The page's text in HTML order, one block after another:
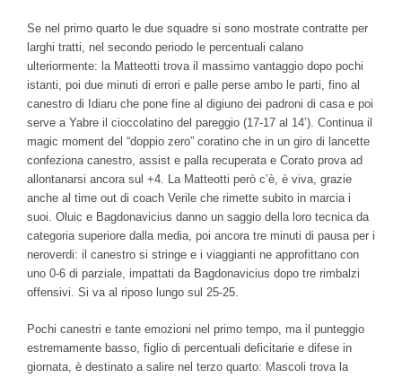
Se nel primo quarto le due squadre si sono mostrate contratte per
larghi tratti, nel secondo periodo le percentuali calano
ulteriormente: la Matteotti trova il massimo vantaggio dopo pochi
istanti, poi due minuti di errori e palle perse ambo le parti, fino al
canestro di Idiaru che pone fine al digiuno dei padroni di casa e poi
serve a Yabre il cioccolatino del pareggio (17-17 al 14’). Continua il
magic moment del “doppio zero” coratino che in un giro di lancette
confeziona canestro, assist e palla recuperata e Corato prova ad
allontanarsi ancora sul +4. La Matteotti però c’è, è viva, grazie
anche al time out di coach Verile che rimette subito in marcia i
suoi. Oluic e Bagdonavicius danno un saggio della loro tecnica da
categoria superiore dalla media, poi ancora tre minuti di pausa per i
neroverdi: il canestro si stringe e i viaggianti ne approfittano con
uno 0-6 di parziale, impattati da Bagdonavicius dopo tre rimbalzi
offensivi. Si va al riposo lungo sul 25-25.
Pochi canestri e tante emozioni nel primo tempo, ma il punteggio
estremamente basso, figlio di percentuali deficitarie e difese in
giornata, è destinato a salire nel terzo quarto: Mascoli trova la